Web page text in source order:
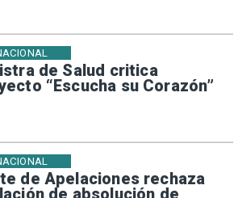
de Salud critica
“Escucha su Corazón”
de Apelaciones rechaza